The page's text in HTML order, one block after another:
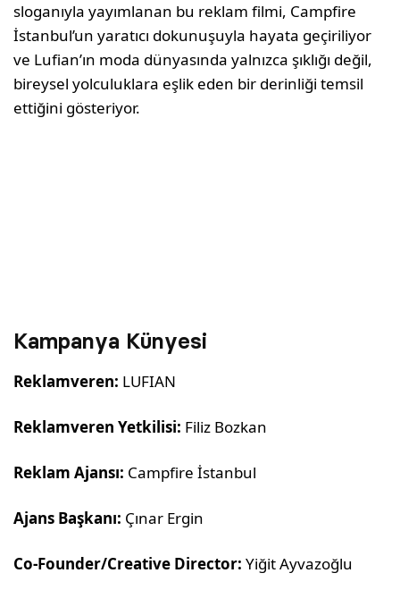
sloganıyla yayımlanan bu reklam filmi, Campfire
İstanbul’un yaratıcı dokunuşuyla hayata geçiriliyor
ve Lufian’ın moda dünyasında yalnızca şıklığı değil,
bireysel yolculuklara eşlik eden bir derinliği temsil
ettiğini gösteriyor.
Kampanya Künyesi
Reklamveren: LUFIAN
Reklamveren Yetkilisi: Filiz Bozkan
Reklam Ajansı: Campfire İstanbul
Ajans Başkanı: Çınar Ergin
Co-Founder/Creative Director:Yiğit Ayvazoğlu